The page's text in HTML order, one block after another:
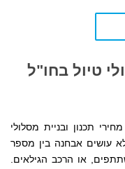
טיול בחו"ל
מחירי תכנון ובניית מסלולי
עושים אבחנה בין מספר
או הרכב הגילאים.